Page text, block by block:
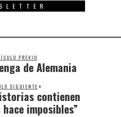
PREVIO
Previous
post:
de Alemania
SIGUIENTE
Next
post:
contienen
imposibles”